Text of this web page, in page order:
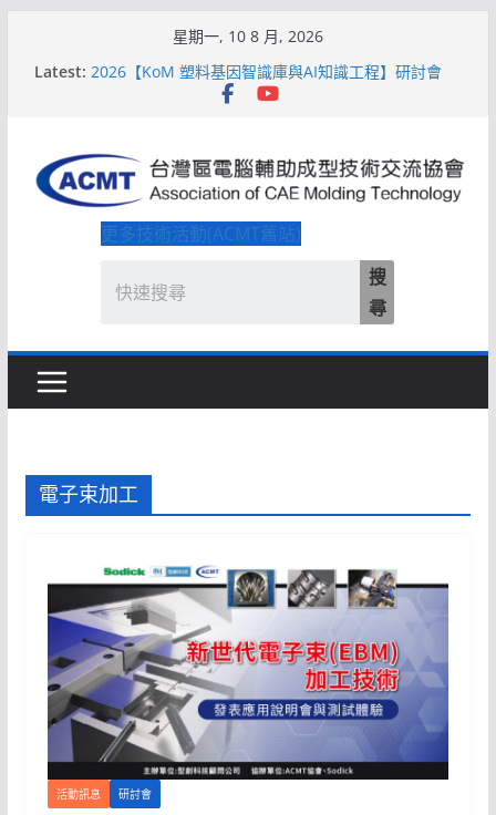
星期一, 10 8 月, 2026
Latest: 2026【KoM 塑料基因智識庫與AI知識工程】研討會
【培訓課程】【ACMT Ｔ零量產】模具估報價：貫穿
具展重磅登場
ACMT打造「Smart Molding 模塑智造平台」主題館
2026【QoM 射出成型高品質穩定生產】研討會
更多技術活動(ACMT舊站)
搜
尋
電子束加工
活動訊息 研討會